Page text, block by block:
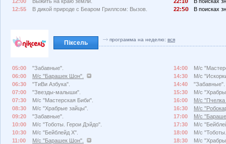
12:55
В дикой природе с Беаром Гриллсом: Вызов.
22:
В поисках
Піксель программа на неделю: вся
05:00
"Забавные".
06:00
М/с "Барашек Шон".
06:30
"ТиВи Азбука".
07:00
"Звезды-малыши".
07:30
М/с "Мастерская Биби".
08:30
М/с "Храбрые зайцы".
09:20
"Забавные".
10:00
М/с "Тоботы. Герои Дэйдо".
10:30
М/с "Бейблейд X".
11:00
М/с "Барашек Шон".
14:00
М/с
14:30
М/с
14:40
"Забавные".
15:30
М/с
16:00
М/с
16:30
М/с
17:00
М/с
17:30
М/с
18:00
М/с
18:30
М/с